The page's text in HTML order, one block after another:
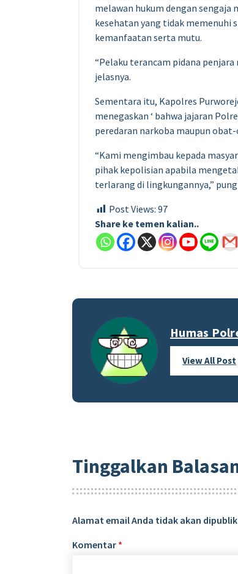
melawan hukum dengan sengaja
kesehatan yang tidak memenuhi
kemanfaatan serta mutu.
“Pelaku terancam pidana
jelasnya.
Sementara itu, Kapolres
menegaskan ‘ bahwa jajaran
peredaran narkoba maupun
“Kami mengimbau kepada
pihak kepolisian apabila
terlarang di lingkungannya,”
Post Views: 97
Share ke temen kalian..
Humas
View All Post
Tinggalkan
Alamat email Anda tidak akan
Komentar *